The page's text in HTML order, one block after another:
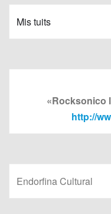
Mis tuits
«Rocksonico
http://
Endorfina Cultural